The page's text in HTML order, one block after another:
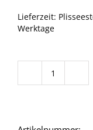
Lieferzeit:
Werktage
BB